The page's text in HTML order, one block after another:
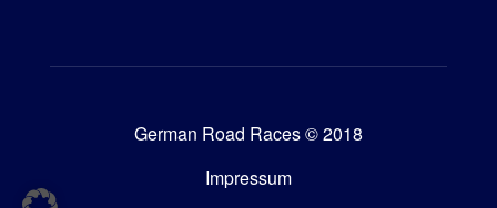
German Road Races © 2018
Impressum